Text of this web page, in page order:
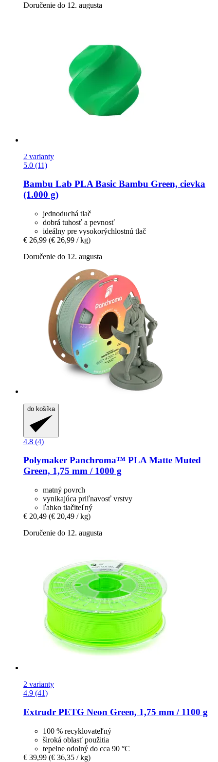
Doručenie do 12. augusta
2 varianty
5.0 (11)
Bambu Lab PLA Basic Bambu Green, cievka
(1.000 g)
jednoduchá tlač
dobrá tuhosť a pevnosť
ideálny pre vysokorýchlostnú tlač
€ 26,99 (€ 26,99 / kg)
Doručenie do 12. augusta
do košíka
4.8 (4)
Polymaker Panchroma™ PLA Matte Muted
Green, 1,75 mm / 1000 g
matný povrch
vynikajúca priľnavosť vrstvy
ľahko tlačiteľný
€ 20,49 (€ 20,49 / kg)
Doručenie do 12. augusta
2 varianty
4.9 (41)
Extrudr PETG Neon Green, 1,75 mm / 1100 g
100 % recyklovateľný
široká oblasť použitia
tepelne odolný do cca 90 °C
€ 39,99 (€ 36,35 / kg)